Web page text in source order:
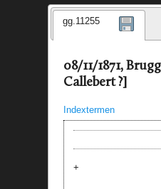
gg.11255
08/11/1871,
Callebert ?]
Indextermen
+